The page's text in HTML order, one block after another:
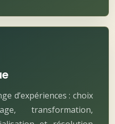
d’expériences : choix
transformation,